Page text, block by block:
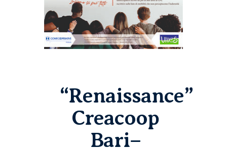
“Renaissance”
Creacoop
Bari–